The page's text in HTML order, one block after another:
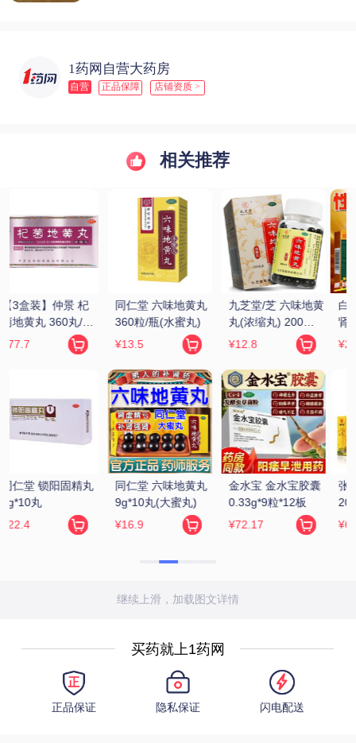
1药网自营大药房
自营 正品保障 店铺资质 >
相关推荐
白云山/花城 龟鹿补
肾丸 4.5g*12袋
¥29.9
万年青 固精补肾丸
150丸
¥198
汇仁 肾宝片
0.7g*126片/瓶
¥229
张恒春 六味地黄丸
200丸(浓缩丸)
¥6.5
同仁堂 知柏地黄丸
360粒/瓶(水蜜丸)
¥14.9
九芝堂/芝 补中益气
丸(浓缩丸) 200丸/
瓶
¥9.9
继续上滑，加载图文详情
买药就上1药网
正品保证 隐私保证 闪电配送